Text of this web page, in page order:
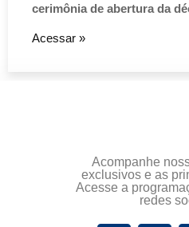
cerimônia de abertura da
Acessar »
Acompanhe
exclusivos e as
Acesse a
redes